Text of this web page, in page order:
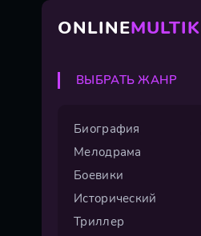
ONLINE
ВЫБРАТЬ ЖАНР
Биография
Мелодрама
Боевики
Исторический
Триллер